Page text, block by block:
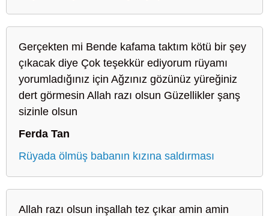
Gerçekten mi Bende kafama taktım kötü bir şey
çıkacak diye Çok teşekkür ediyorum rüyamı
yorumladığınız için Ağzınız gözünüz yüreğiniz
dert görmesin Allah razı olsun Güzellikler şanş
sizinle olsun
Ferda Tan
Rüyada ölmüş babanın kızına saldırması
Allah razı olsun inşallah tez çıkar amin amin